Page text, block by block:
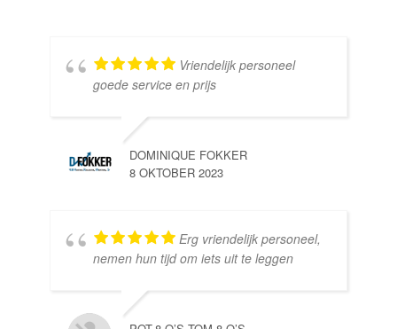
Vriendelijk personeel
goede service en prijs
DOMINIQUE FOKKER
8 OKTOBER 2023
Erg vriendelijk personeel,
nemen hun tijd om iets uit te leggen